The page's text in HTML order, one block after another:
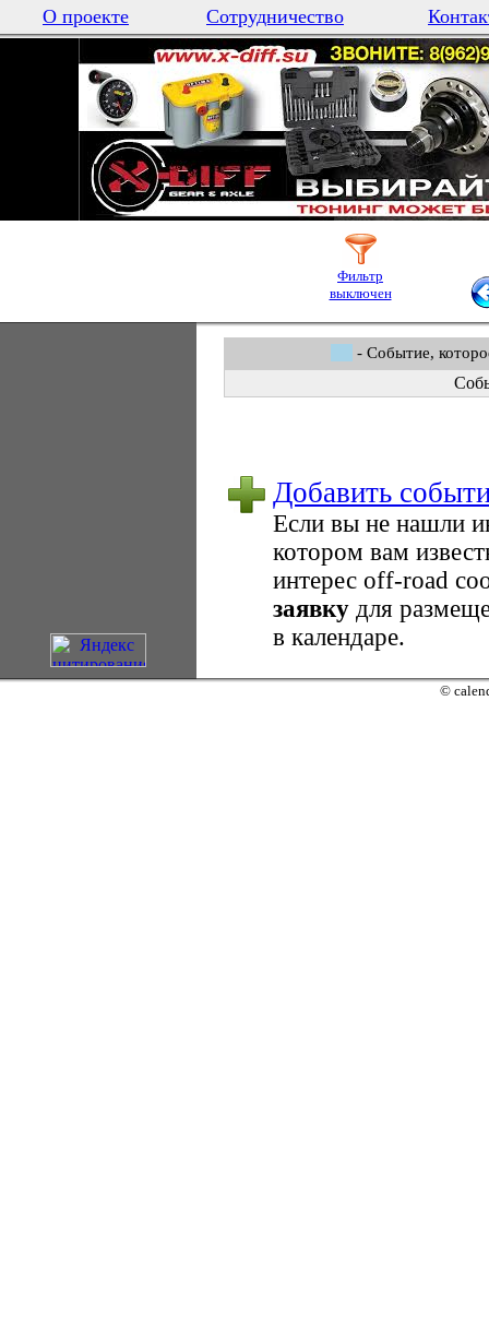
О проекте Сотрудничество
Фильтр
выключен
- Событие,
Добавить
Если вы не нашли
котором вам
интерес оff-road
заявку для
в календаре.
©